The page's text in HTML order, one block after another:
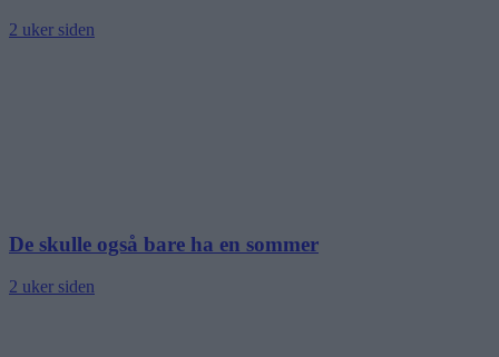
2 uker siden
De skulle også bare ha en sommer
2 uker siden